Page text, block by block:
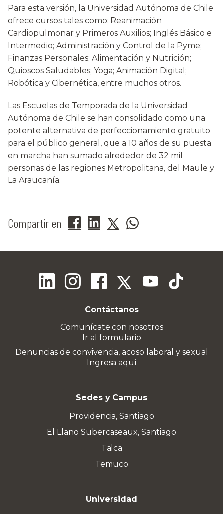
Para esta versión, la Universidad Autónoma de Chile
ofrece cursos tales como: Reanimación
Cardiopulmonar y Primeros Auxilios; Inglés Básico e
Intermedio; Administración y Control de la Pyme;
Finanzas Personales; Alimentación y Nutrición;
Quioscos Saludables; Yoga; Animación Digital;
Robótica y Cibernética, entre muchos otros.
Las Escuelas de Temporada de la Universidad
Autónoma de Chile se han consolidado como una
potente alternativa de perfeccionamiento gratuito
para el público general, que a 10 años de su puesta
en marcha han sumado alrededor de 32 mil
personas de las regiones Metropolitana, del Maule y
La Araucanía.
Compartir en
Contáctanos
Comunícate con nosotros
Ir al formulario
Denuncias de convivencia, acoso laboral y sexual
Ingresa aquí
Sedes y Campus
Providencia, Santiago
El Llano Subercaseaux, Santiago
Talca
Temuco
Universidad